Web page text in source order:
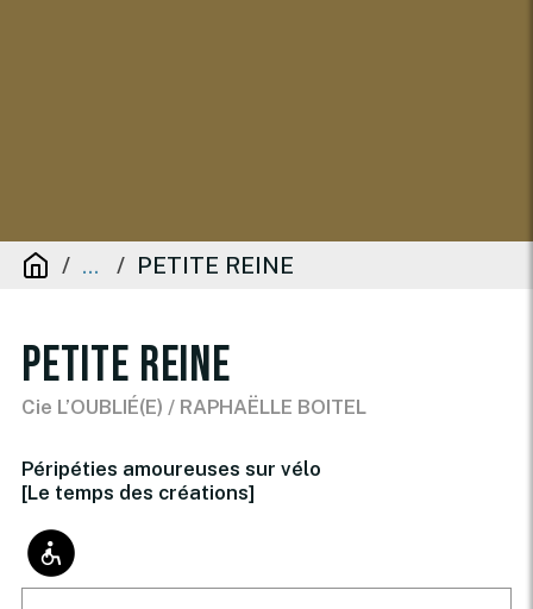
... PETITE REINE
PETITE REINE
Cie L’OUBLIÉ(E) / RAPHAËLLE BOITEL
Péripéties amoureuses sur vélo
[Le temps des créations]